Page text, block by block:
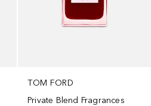
TOM FORD
Private Blend Fragrances